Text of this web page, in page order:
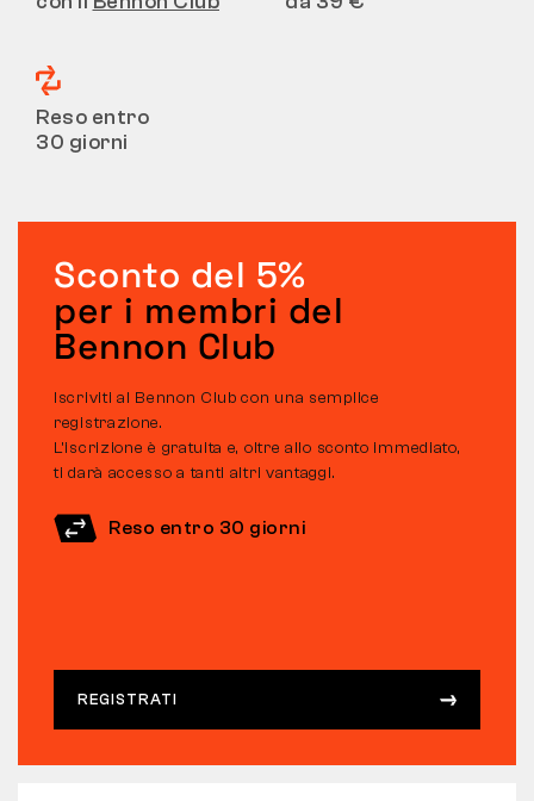
Reso entro
30 giorni
Sconto del 5%
per i membri del
Bennon Club
Iscriviti al Bennon Club con una semplice
registrazione.
L’iscrizione è gratuita e, oltre allo sconto immediato,
ti darà accesso a tanti altri vantaggi.
Reso entro 30 giorni
REGISTRATI